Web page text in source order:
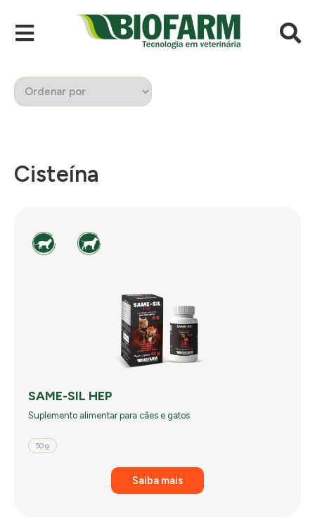
Cisteína
SAME-SIL HEP
Suplemento alimentar para cães e gatos
50 g
Saiba mais